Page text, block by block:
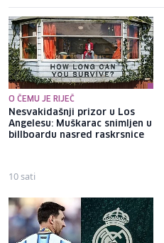
O ČEMU JE RIJEČ
Nesvakidašnji prizor u Los
Angelesu: Muškarac snimljen u
billboardu nasred raskrsnice
10 sati